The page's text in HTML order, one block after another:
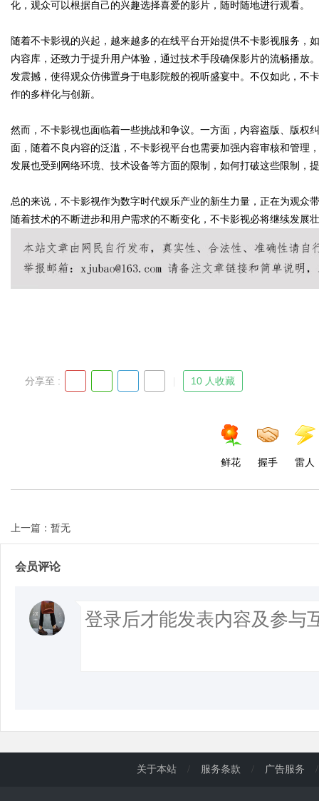
ar
d
化，观众可以根据自己的兴趣选择喜爱的影片，随时随地进行观看。
随着不卡影视的兴起，越来越多的在线平台开始提供不卡影视服务，
内容库，还致力于提升用户体验，通过技术手段确保影片的流畅播放
发震撼，使得观众仿佛置身于电影院般的视听盛宴中。不仅如此，不
作的多样化与创新。
然而，不卡影视也面临着一些挑战和争议。一方面，内容盗版、版权
面，随着不良内容的泛滥，不卡影视平台也需要加强内容审核和管理
发展也受到网络环境、技术设备等方面的限制，如何打破这些限制，
总的来说，不卡影视作为数字时代娱乐产业的新生力量，正在为观众
随着技术的不断进步和用户需求的不断变化，不卡影视必将继续发展
分享至 : 10 人收藏
鲜花 握手 雷人
上一篇：暂无
会员评论
关于本站 / 服务条款 / 广告服务 /